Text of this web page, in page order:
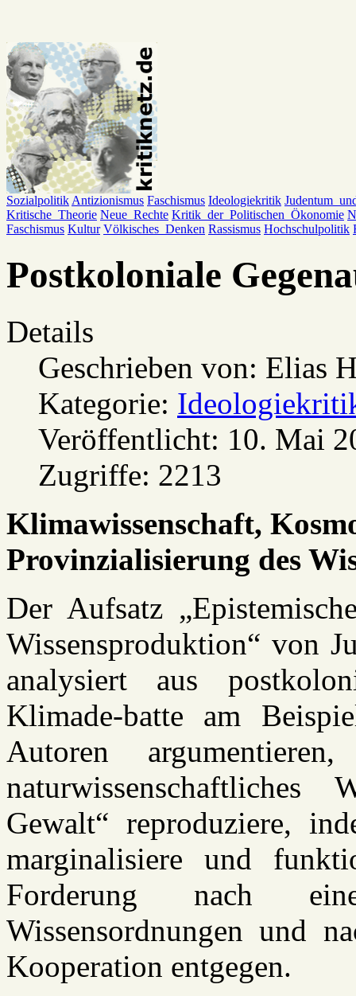
Sozialpolitik Antizionismus Faschismus Ideologiekritik
Kritische_Theorie Neue_Rechte Kritik_der_Politischen_Ökonomie
Faschismus Kultur Völkisches_Denken Rassismus Hochschulpolitik
Postkoloniale
Details
Geschrieben von: Elias
Kategorie:
Veröffentlicht: 10. Mai
Zugriffe: 2213
Klimawissenschaft,
Provinzialisierung des
Der Aufsatz
Wissensproduktion“ von
analysiert aus
Klimade-batte am
Autoren
naturwissenschaftliches
Gewalt“ reproduziere,
marginalisiere und
Forderung nach
Wissensordnungen und
Kooperation entgegen.